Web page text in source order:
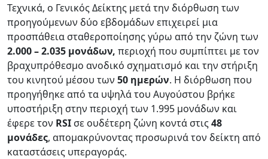
Τεχνικά, ο Γενικός Δείκτης μετά την διόρθωση των
προηγούμενων δύο εβδομάδων επιχειρεί μια
προσπάθεια σταθεροποίησης γύρω από την ζώνη των
2.000 – 2.035 μονάδων, περιοχή που συμπίπτει με τον
βραχυπρόθεσμο ανοδικό σχηματισμό και την στήριξη
του κινητού μέσου των 50 ημερών. Η διόρθωση που
προηγήθηκε από τα υψηλά του Αυγούστου βρήκε
υποστήριξη στην περιοχή των 1.995 μονάδων και
έφερε τον RSI σε ουδέτερη ζώνη κοντά στις48
μονάδες, απομακρύνοντας προσωρινά τον δείκτη από
καταστάσεις υπεραγοράς.